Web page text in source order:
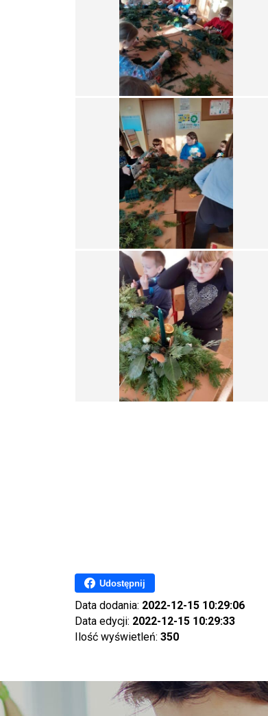
Udostępnij
Data dodania: 2022-12-15 10:29:06
Data edycji: 2022-12-15 10:29:33
Ilość wyświetleń: 350